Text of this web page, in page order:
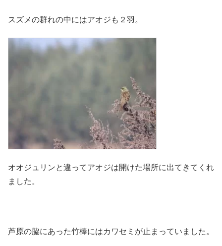
スズメの群れの中にはアオジも２羽。
オオジュリンと違ってアオジは開けた場所に出てきてくれ
ました。
芦原の脇にあった竹棒にはカワセミが止まっていました。